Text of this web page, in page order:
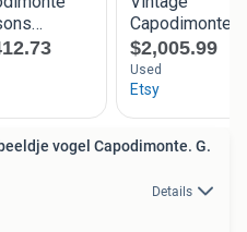
vogel Capodimonte. G.
Details